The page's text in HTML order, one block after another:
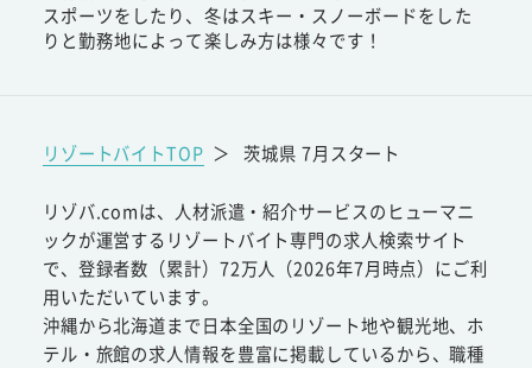
スポーツをしたり、冬はスキー・スノーボードをした
りと勤務地によって楽しみ方は様々です！
リゾートバイトTOP ＞ 茨城県 7月スタート
リゾバ.comは、人材派遣・紹介サービスのヒューマニ
ックが運営するリゾートバイト専門の求人検索サイト
で、登録者数（累計）72万人（2026年7月時点）にご利
用いただいています。
沖縄から北海道まで日本全国のリゾート地や観光地、ホ
テル・旅館の求人情報を豊富に掲載しているから、職種